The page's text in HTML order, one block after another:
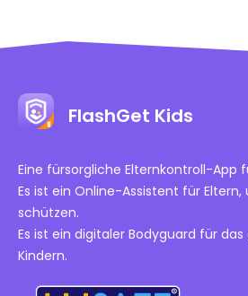
FlashGet Kids
Eine fürsorgliche Elternkontroll-App
Es ist ein Online-Assistent für Eltern,
schützen.
Es ist ein digitaler Bodyguard für
Kindern.